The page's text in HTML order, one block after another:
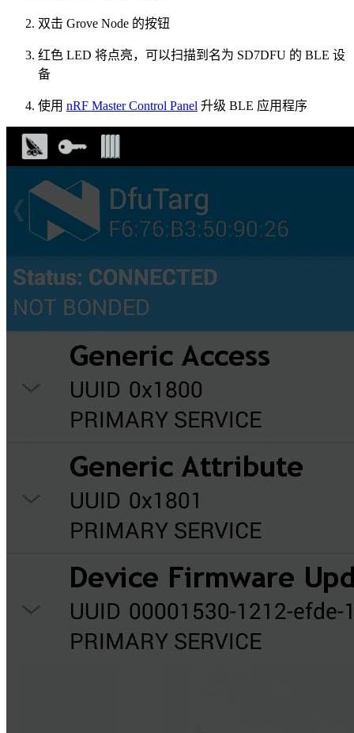
双击 Grove Node 的按钮
红色 LED 将点亮，可以扫描到名为 SD7DFU 的 BLE 设
备
使用 nRF Master Control Panel 升级 BLE 应用程序